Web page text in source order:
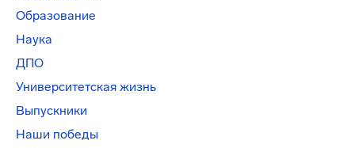
Образование
Наука
ДПО
Университетская жизнь
Выпускники
Наши победы